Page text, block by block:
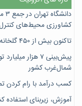
کشاورزی محیط‌های
تاکنون بیش از ۴۵۰ گلخانه و باغ استان یزد شناسنامه‌دار شده‌اند
پیش‌بینی ۷‌ هزار
شمال‌غرب کشور
کسب درآمد با رام
آموزش، زیربنای استفاده